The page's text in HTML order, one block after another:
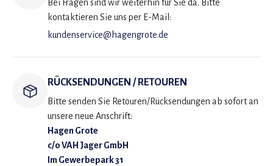
Bei Fragen sind wir weiterhin für Sie da. Bitte
kontaktieren Sie uns per E-Mail:
kundenservice@hagengrote.de
RÜCKSENDUNGEN / RETOUREN
Bitte senden Sie Retouren/Rücksendungen ab sofort an
unsere neue Anschrift:
Hagen Grote
c/o VAH Jager GmbH
Im Gewerbepark 31